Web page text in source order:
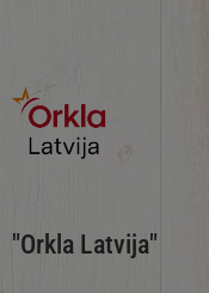
"Orkla Latvija"